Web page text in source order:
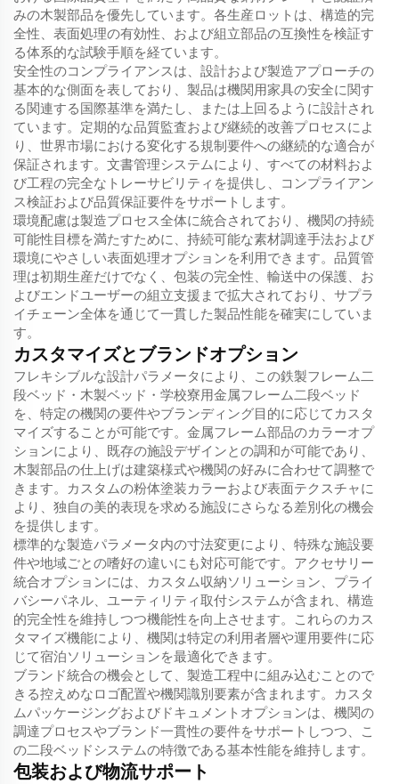
みの木製部品を優先しています。各生産ロットは、構造的完
全性、表面処理の有効性、および組立部品の互換性を検証す
る体系的な試験手順を経ています。
安全性のコンプライアンスは、設計および製造アプローチの
基本的な側面を表しており、製品は機関用家具の安全に関す
る関連する国際基準を満たし、または上回るように設計され
ています。定期的な品質監査および継続的改善プロセスによ
り、世界市場における変化する規制要件への継続的な適合が
保証されます。文書管理システムにより、すべての材料およ
び工程の完全なトレーサビリティを提供し、コンプライアン
ス検証および品質保証要件をサポートします。
環境配慮は製造プロセス全体に統合されており、機関の持続
可能性目標を満たすために、持続可能な素材調達手法および
環境にやさしい表面処理オプションを利用できます。品質管
理は初期生産だけでなく、包装の完全性、輸送中の保護、お
よびエンドユーザーの組立支援まで拡大されており、サプラ
イチェーン全体を通じて一貫した製品性能を確実にしていま
す。
カスタマイズとブランドオプション
フレキシブルな設計パラメータにより、この鉄製フレーム二
段ベッド・木製ベッド・学校寮用金属フレーム二段ベッド
を、特定の機関の要件やブランディング目的に応じてカスタ
マイズすることが可能です。金属フレーム部品のカラーオプ
ションにより、既存の施設デザインとの調和が可能であり、
木製部品の仕上げは建築様式や機関の好みに合わせて調整で
きます。カスタムの粉体塗装カラーおよび表面テクスチャに
より、独自の美的表現を求める施設にさらなる差別化の機会
を提供します。
標準的な製造パラメータ内の寸法変更により、特殊な施設要
件や地域ごとの嗜好の違いにも対応可能です。アクセサリー
統合オプションには、カスタム収納ソリューション、プライ
バシーパネル、ユーティリティ取付システムが含まれ、構造
的完全性を維持しつつ機能性を向上させます。これらのカス
タマイズ機能により、機関は特定の利用者層や運用要件に応
じて宿泊ソリューションを最適化できます。
ブランド統合の機会として、製造工程中に組み込むことので
きる控えめなロゴ配置や機関識別要素が含まれます。カスタ
ムパッケージングおよびドキュメントオプションは、機関の
調達プロセスやブランド一貫性の要件をサポートしつつ、こ
の二段ベッドシステムの特徴である基本性能を維持します。
包装および物流サポート